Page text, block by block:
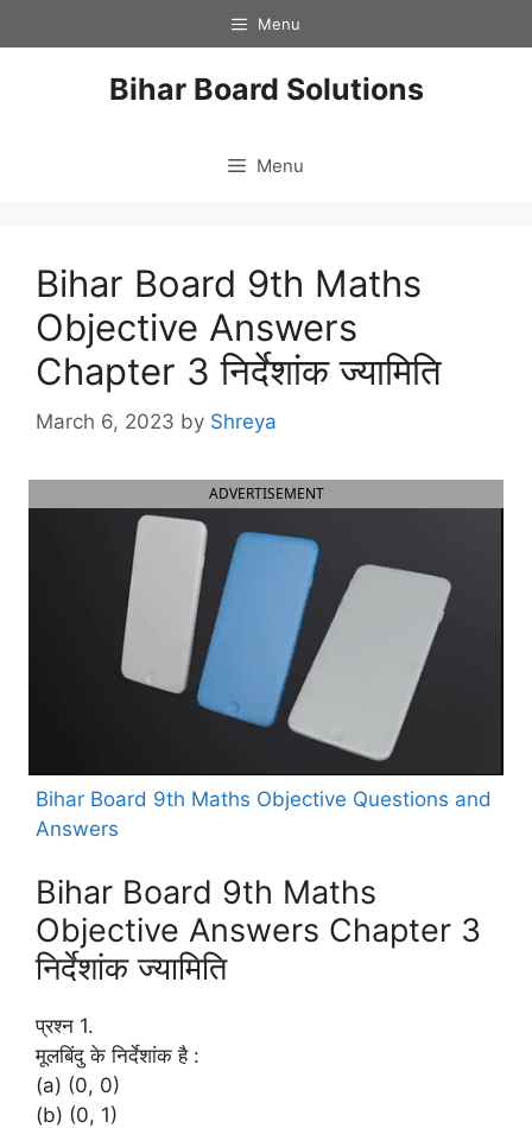
to
Menu
Bihar Board Solutions
Menu
Bihar Board 9th Maths
Objective Answers
Chapter 3 निर्देशांक ज्यामिति
March 6, 2023 by Shreya
ADVERTISEMENT
Bihar Board 9th Maths Objective Questions and
Answers
Bihar Board 9th Maths
Objective Answers Chapter 3
निर्देशांक ज्यामिति
प्रश्न 1.
मूलबिंदु के निर्देशांक है :
(a) (0, 0)
(b) (0, 1)